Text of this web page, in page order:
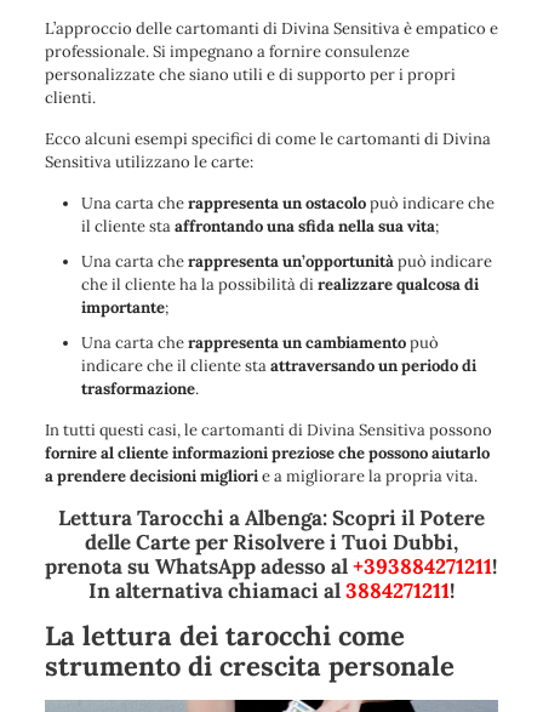
L’approccio delle cartomanti di Divina Sensitiva è empatico e
professionale. Si impegnano a fornire consulenze
personalizzate che siano utili e di supporto per i propri
clienti.
Ecco alcuni esempi specifici di come le cartomanti di Divina
Sensitiva utilizzano le carte:
Una carta cherappresenta un ostacolopuò indicare che
il cliente staaffrontando una sfida nella sua vita;
Una carta cherappresenta un’opportunitàpuò indicare
che il cliente ha la possibilità direalizzare qualcosa di
importante;
Una carta cherappresenta un cambiamentopuò
indicare che il cliente staattraversando un periodo di
trasformazione.
In tutti questi casi, le cartomanti di Divina Sensitiva possono
fornire al cliente informazioni preziose che possono aiutarlo
a prendere decisioni migliorie a migliorare la propria vita.
Lettura Tarocchi a Albenga: Scopri il Potere
delle Carte per Risolvere i Tuoi Dubbi,
prenota su WhatsApp adesso al+393884271211!
In alternativa chiamaci al3884271211!
La lettura dei tarocchi come
strumento di crescita personale